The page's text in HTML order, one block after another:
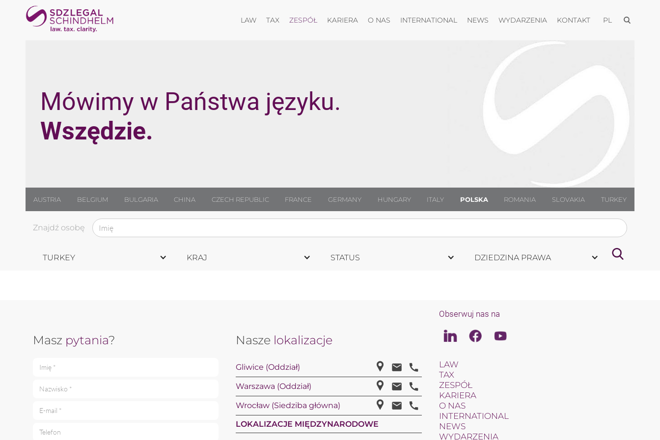
LAWOtwórz menu
TAXOtwórz menu
ZESPÓŁ KARIERAOtwórz menu
O NAS Otwórz menu
INTERNATIONAL Otwórz menu
NEWS Otwórz menu
WYDARZENIAOtwórz menu
KONTAKTOtwórz menu
PL Otwórz
Mówimy w Państwa języku.
Wszędzie.
AUSTRIA BELGIUM BULGARIA CHINA CZECH REPUBLIC FRANCE GERMANY HUNGARY ITALY POLSKA ROMANIA SLOVAKIA TURKEY
Znajdź osobę
TURKEY KRAJ STATUS DZIEDZINA PRAWA
Masz pytania?
Imię *
Nazwisko *
E-mail *
Telefon
Nasze lokalizacje
Gliwice (Oddział)
Warszawa (Oddział)
Wrocław (Siedziba główna)
LOKALIZACJE MIĘDZYNARODOWE
Obserwuj nas na
LinkedinFacebookYoutube
LAW
TAX
ZESPÓŁ
KARIERA
O NAS
INTERNATIONAL
NEWS
WYDARZENIA